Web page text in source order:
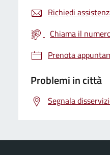
Richiedi
Chiama il
Prenota
Problemi in città
Segnala